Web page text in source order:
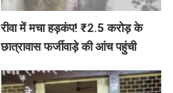
रीवा में मचा हड़कंप! ₹2.5 करोड़ के
छात्रावास फर्जीवाड़े की आंच पहुंची
एक्शन लेटर